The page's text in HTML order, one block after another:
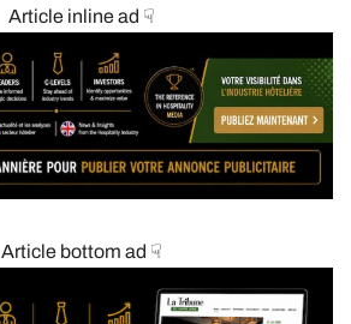
Article inline ad ☟
Article bottom ad ☟